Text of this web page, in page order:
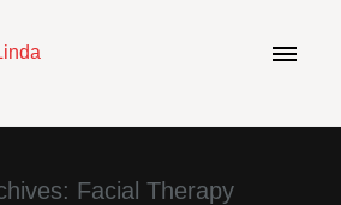
Facial Therapy